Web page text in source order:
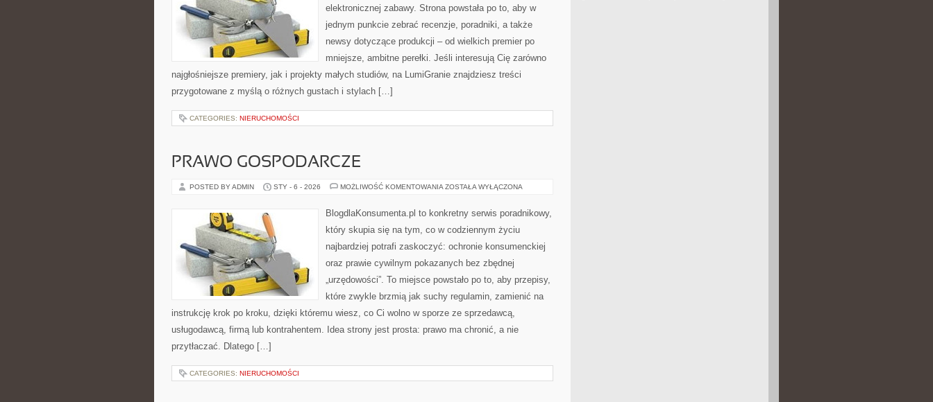
elektronicznej zabawy. Strona powstała po to, aby w
jednym punkcie zebrać recenzje, poradniki, a także
newsy dotyczące produkcji – od wielkich premier po
mniejsze, ambitne perełki. Jeśli interesują Cię zarówno
najgłośniejsze premiery, jak i projekty małych studiów, na LumiGranie znajdziesz treści
przygotowane z myślą o różnych gustach i stylach […]
CATEGORIES: NIERUCHOMOŚCI
PRAWO GOSPODARCZE
POSTED BY ADMIN STY - 6 - 2026 MOŻLIWOŚĆ KOMENTOWANIA PRAWO
ZOSTAŁA WYŁĄCZONA
BlogdlaKonsumenta.pl to konkretny serwis poradnikowy,
który skupia się na tym, co w codziennym życiu
najbardziej potrafi zaskoczyć: ochronie konsumenckiej
oraz prawie cywilnym pokazanych bez zbędnej
„urzędowości”. To miejsce powstało po to, aby przepisy,
które zwykle brzmią jak suchy regulamin, zamienić na
instrukcję krok po kroku, dzięki któremu wiesz, co Ci wolno w sporze ze sprzedawcą,
usługodawcą, firmą lub kontrahentem. Idea strony jest prosta: prawo ma chronić, a nie
przytłaczać. Dlatego […]
CATEGORIES: NIERUCHOMOŚCI